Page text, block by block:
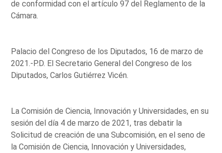
de conformidad con el artículo 97 del Reglamento de la
Cámara.
Palacio del Congreso de los Diputados, 16 de marzo de
2021.-P.D. El Secretario General del Congreso de los
Diputados, Carlos Gutiérrez Vicén.
La Comisión de Ciencia, Innovación y Universidades, en su
sesión del día 4 de marzo de 2021, tras debatir la
Solicitud de creación de una Subcomisión, en el seno de
la Comisión de Ciencia, Innovación y Universidades,